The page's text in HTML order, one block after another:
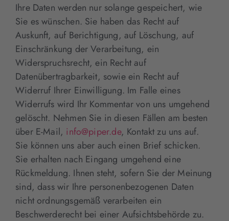
Ihre Daten werden nur solange gespeichert, wie
Sie es wünschen. Sie haben das Recht auf
Auskunft, auf Berichtigung, auf Löschung, auf
Einschränkung der Verarbeitung, ein
Widerspruchsrecht, ein Recht auf
Datenübertragbarkeit, sowie ein Recht auf
Widerruf Ihrer Einwilligung. Im Falle eines
Widerrufs wird Ihr Kommentar von uns umgehend
gelöscht. Nehmen Sie in diesen Fällen am besten
über E-Mail, info@piper.de, Kontakt zu uns auf.
Sie können uns aber auch einen Brief schicken.
Sie erhalten nach Eingang umgehend eine
Rückmeldung. Ihnen steht, sofern Sie der Meinung
sind, dass wir Ihre personenbezogenen Daten
nicht ordnungsgemäß verarbeiten ein
Beschwerderecht bei einer Aufsichtsbehörde zu.